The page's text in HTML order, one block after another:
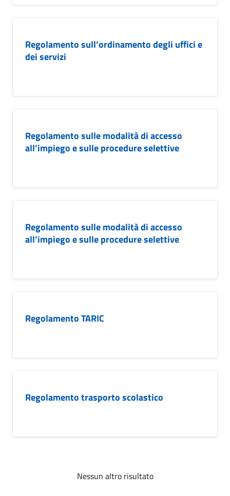
Regolamento sull’ordinamento degli uffici e
dei servizi
Regolamento sulle modalità di accesso
all’impiego e sulle procedure selettive
Regolamento sulle modalità di accesso
all’impiego e sulle procedure selettive
Regolamento TARIC
Regolamento trasporto scolastico
Nessun altro risultato